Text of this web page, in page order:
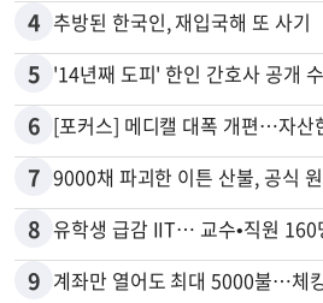
4 추방된 한국인, 재입국해 또 사기
5 '14년째 도피' 한인 간호사 공개
6 [포커스] 메디캘 대폭 개편…자산
7 9000채 파괴한 이튼 산불, 공식
8 유학생 급감 IIT… 교수•직원 160
9 계좌만 열어도 최대 5000불…체